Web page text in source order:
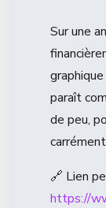
Sur une
paraît
de peu,
🔗 Lien
https://